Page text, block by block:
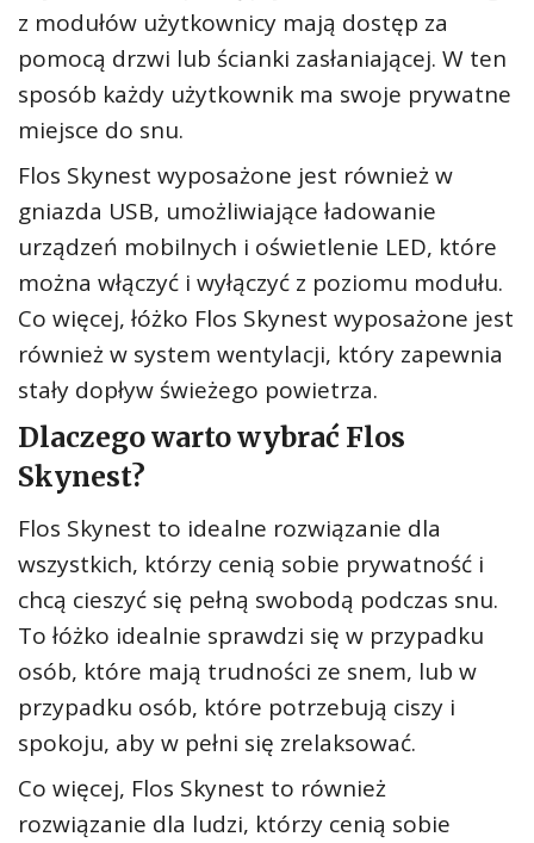
z modułów użytkownicy mają dostęp za
pomocą drzwi lub ścianki zasłaniającej. W ten
sposób każdy użytkownik ma swoje prywatne
miejsce do snu.
Flos Skynest wyposażone jest również w
gniazda USB, umożliwiające ładowanie
urządzeń mobilnych i oświetlenie LED, które
można włączyć i wyłączyć z poziomu modułu.
Co więcej, łóżko Flos Skynest wyposażone jest
również w system wentylacji, który zapewnia
stały dopływ świeżego powietrza.
Dlaczego warto wybrać Flos
Skynest?
Flos Skynest to idealne rozwiązanie dla
wszystkich, którzy cenią sobie prywatność i
chcą cieszyć się pełną swobodą podczas snu.
To łóżko idealnie sprawdzi się w przypadku
osób, które mają trudności ze snem, lub w
przypadku osób, które potrzebują ciszy i
spokoju, aby w pełni się zrelaksować.
Co więcej, Flos Skynest to również
rozwiązanie dla ludzi, którzy cenią sobie